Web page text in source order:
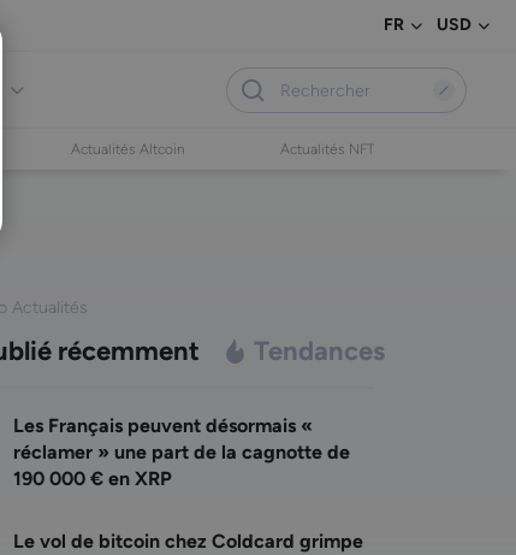
FR USD
Actualités Altcoin Actualités NFT
Actualités
récemment Tendances
Les Français peuvent désormais «
réclamer » une part de la cagnotte de
190 000 € en XRP
Le vol de bitcoin chez Coldcard grimpe